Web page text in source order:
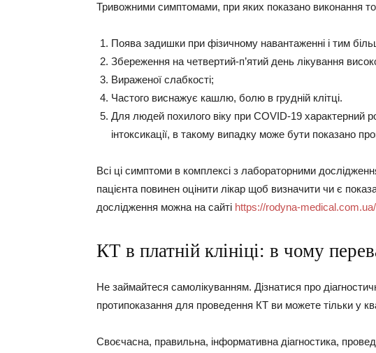
Тривожними симптомами, при яких показано виконання
Поява задишки при фізичному навантаженні і тим
Збереження на четвертий-п’ятий день лікування
Вираженої слабкості;
Частого виснажує кашлю, болю в грудній клітці.
Для людей похилого віку при COVID-19 характерний
інтоксикації, в такому випадку може бути показано
Всі ці симптоми в комплексі з лабораторними
пацієнта повинен оцінити лікар щоб визначити чи є
дослідження можна на сайті https://rodyna-
КТ в платній клініці: в чому
Не займайтеся самолікуванням. Дізнатися про
протипоказання для проведення КТ ви можете тільки у
Своєчасна, правильна, інформативна діагностика,